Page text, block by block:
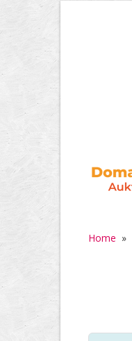
Home »